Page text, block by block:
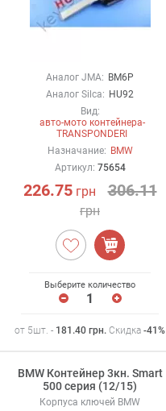
Аналог JMA: BM6P
Аналог Silca: HU92
Вид:
авто-мото контейнера-
TRANSPONDERI
Назначание: BMW
Артикул: 75654
226.75грн 306.11
грн
Выберите количество
от 5шт. - 181.40 грн. Скидка -41%
BMW Контейнер 3кн. Smart
500 серия (12/15)
Корпуса ключей BMW